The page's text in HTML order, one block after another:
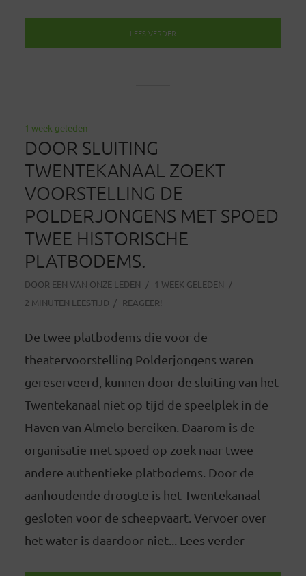
LEES VERDER
1 week geleden
DOOR SLUITING
TWENTEKANAAL ZOEKT
VOORSTELLING DE
POLDERJONGENS MET SPOED
TWEE HISTORISCHE
PLATBODEMS.
DOOR EEN VAN ONZE LEDEN
1 WEEK GELEDEN
2 MINUTEN LEESTIJD
REAGEER!
De twee platbodems die voor de
theatervoorstelling Polderjongens waren
gereserveerd, kunnen door de sluiting van het
Twentekanaal niet op tijd de speelplek in de
Haven van Almelo bereiken. Daarom is de
organisatie met spoed op zoek naar twee
andere authentieke platbodems. Door de
aanhoudende droogte is het Twentekanaal
gesloten voor de scheepvaart. Vervoer over
het water is daardoor niet... Lees verder